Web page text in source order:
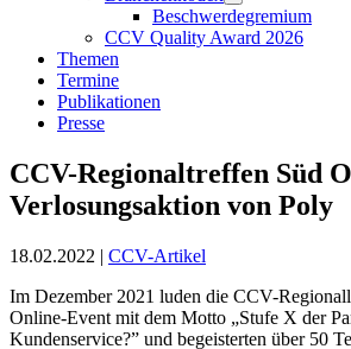
Beschwerdegremium
CCV Quality Award 2026
Themen
Termine
Publikationen
Presse
CCV-Regionaltreffen Süd
Verlosungsaktion von Poly
18.02.2022 | CCV-Artikel
Im Dezember 2021 luden die CCV-
Online-Event mit dem Motto „Stufe X der
Kundenservice?” und begeisterten über 50